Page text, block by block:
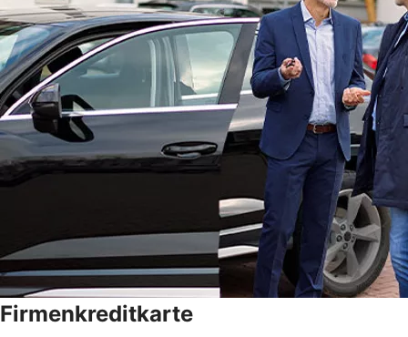
Firmenkreditkarte